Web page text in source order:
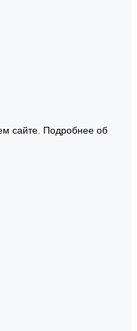
сайте. Подробнее об